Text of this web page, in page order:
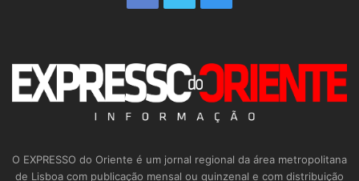
O EXPRESSO do Oriente é um jornal regional da área metropolitana
de Lisboa com publicação mensal ou quinzenal e com distribuição